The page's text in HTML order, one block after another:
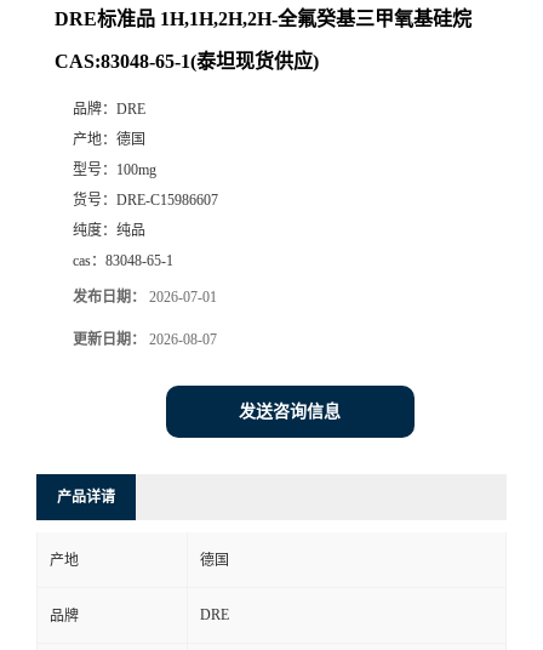
DRE标准品 1H,1H,2H,2H-全氟癸基三甲氧基硅烷
CAS:83048-65-1(泰坦现货供应)
品牌： DRE
产地： 德国
型号： 100mg
货号： DRE-C15986607
纯度： 纯品
cas： 83048-65-1
发布日期： 2026-07-01
更新日期： 2026-08-07
发送咨询信息
产品详请
产地 德国
品牌 DRE